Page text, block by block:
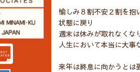
愉しみ８割不安２割を
状態に戻り
週末は休みが取れなくな
人生において本当に大事
来年は終息に向かうとは